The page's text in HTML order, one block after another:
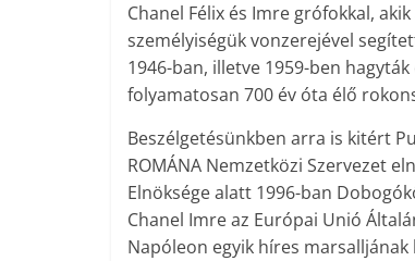
Chanel Félix és Imre grófokkal,
személyiségük vonzerejével
1946-ban, illetve 1959-ben
folyamatosan 700 év óta élő
Beszélgetésünkben arra is kitért
ROMÁNA Nemzetközi Szervezet
Elnöksége alatt 1996-ban
Chanel Imre az Európai Unió
Napóleon egyik híres